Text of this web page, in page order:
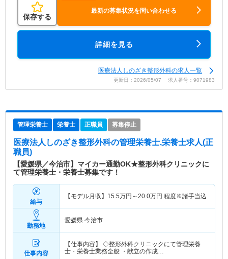
保存する
最新の募集状況を問い合わせる
詳細を見る
医療法人しのざき整形外科の求人一覧
更新日：2026/05/07 求人番号：9071983
管理栄養士 栄養士 正職員 募集停止
医療法人しのざき整形外科の管理栄養士,栄養士求人(正
職員)
【愛媛県／今治市】マイカー通勤OK★整形外科クリニックに
て管理栄養士・栄養士募集です！
給与
【モデル月収】 15.5万円～20.0万円 程度※諸手当込
勤務地
愛媛県 今治市
仕事内容
【仕事内容】 ◇整形外科クリニックにて管理栄養
士・栄養士業務全般 ・献立の作成…